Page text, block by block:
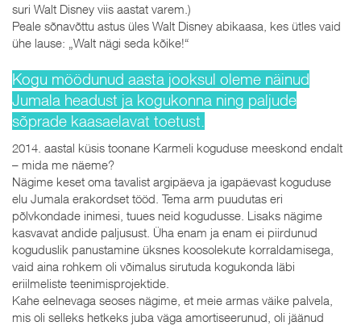
suri Walt Disney viis aastat varem.)
Peale sõnavõttu astus üles Walt Disney abikaasa, kes ütles vaid
ühe lause: „Walt nägi seda kõike!“
Kogu möödunud aasta jooksul oleme näinud
Jumala headust ja kogukonna ning paljude
sõprade kaasaelavat toetust.
2014. aastal küsis toonane Karmeli koguduse meeskond endalt
– mida me näeme?
Nägime keset oma tavalist argipäeva ja igapäevast koguduse
elu Jumala erakordset tööd. Tema arm puudutas eri
põlvkondade inimesi, tuues neid kogudusse. Lisaks nägime
kasvavat andide paljusust. Üha enam ja enam ei piirdunud
koguduslik panustamine üksnes koosolekute korraldamisega,
vaid aina rohkem oli võimalus sirutuda kogukonda läbi
eriilmeliste teenimisprojektide.
Kahe eelnevaga seoses nägime, et meie armas väike palvela,
mis oli selleks hetkeks juba väga amortiseerunud, oli jäänud